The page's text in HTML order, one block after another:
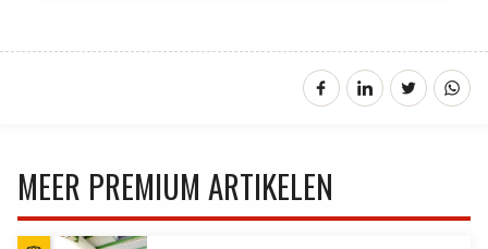
MEER PREMIUM ARTIKELEN